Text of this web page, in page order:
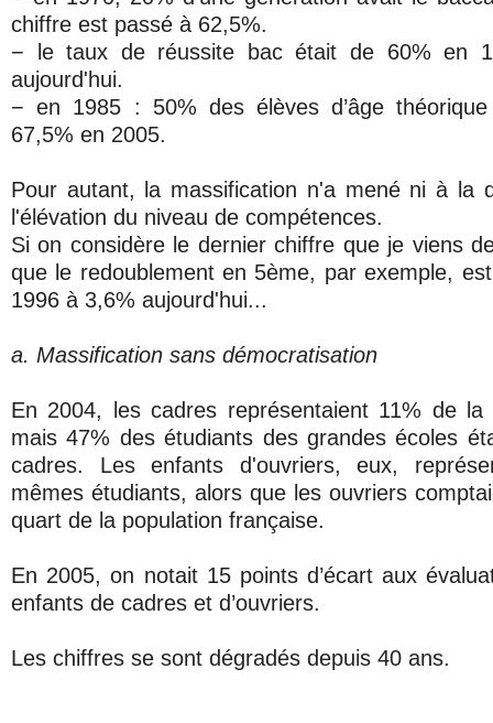
chiffre est passé à 62,5%.
− le taux de réussite bac était de 60% en
aujourd'hui.
− en 1985 : 50% des élèves d’âge
67,5% en 2005.
Pour autant, la massification n'a mené ni à la
l'élévation du niveau de compétences.
Si on considère le dernier chiffre que je viens
que le redoublement en 5ème, par exemple,
1996 à 3,6% aujourd'hui...
a. Massification sans démocratisation
En 2004, les cadres représentaient 11% de la
mais 47% des étudiants des grandes écoles
cadres. Les enfants d'ouvriers, eux,
mêmes étudiants, alors que les ouvriers
quart de la population française.
En 2005, on notait 15 points d’écart aux
enfants de cadres et d’ouvriers.
Les chiffres se sont dégradés depuis 40 ans.